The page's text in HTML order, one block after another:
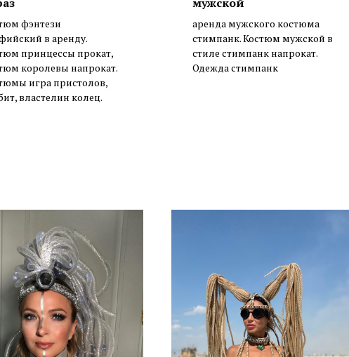
фэнтези
в аренду.
принцессы прокат,
королевы напрокат.
игра пристолов,
властелин колец.
аренда мужского костюма
стимпанк. Костюм мужской в
стиле стимпанк напрокат.
Одежда стимпанк